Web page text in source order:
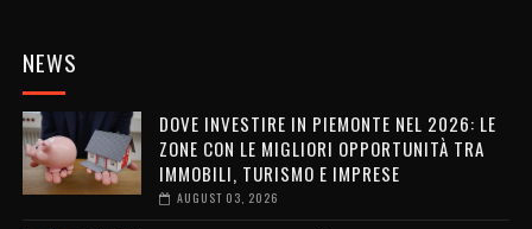
NEWS
DOVE INVESTIRE IN PIEMONTE NEL 2026: LE
ZONE CON LE MIGLIORI OPPORTUNITÀ TRA
IMMOBILI, TURISMO E IMPRESE
AUGUST 03, 2026